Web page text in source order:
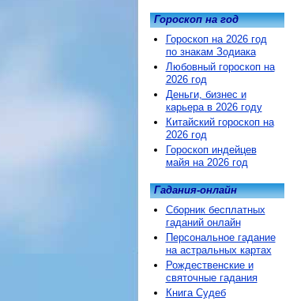
Гороскоп на год
Гороскоп на 2026 год
по знакам Зодиака
Любовный гороскоп на
2026 год
Деньги, бизнес и
карьера в 2026 году
Китайский гороскоп на
2026 год
Гороскоп индейцев
майя на 2026 год
Гадания-онлайн
Сборник бесплатных
гаданий онлайн
Персональное гадание
на астральных картах
Рождественские и
святочные гадания
Книга Судеб